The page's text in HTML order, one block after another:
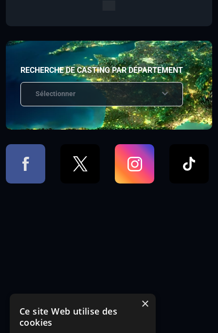
RECHERCHE DE CASTING PAR DÉPARTEMENT
Sélectionner
×
Ce site Web utilise des
cookies